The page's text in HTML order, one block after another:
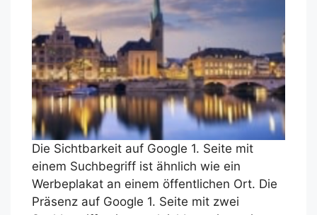
Die Sichtbarkeit auf Google 1. Seite mit
einem Suchbegriff ist ähnlich wie ein
Werbeplakat an einem öffentlichen Ort. Die
Präsenz auf Google 1. Seite mit zwei